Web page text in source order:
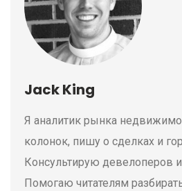
Jack King
Я аналитик рынка
колонок, пишу о сделках и
Консультирую девелоперов
Помогаю читателям